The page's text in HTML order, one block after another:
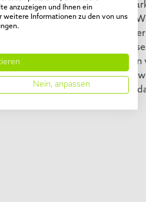
als „Brand of the Year“
Branding Awards in der
rühmen, die einzige Marke
übermäßiges Haaren‘ zu
den internationalen
das Urteil der Verbraucher
besten Marken weltweit. Mehr
anzuzeigen und Ihnen ein
weitere Informationen zu den von uns
Nein, anpassen